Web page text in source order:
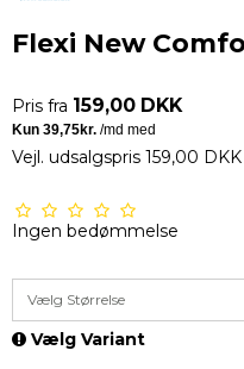
Flexi New
Pris fra 159,00 DKK
Vejl. udsalgspris 159,00 DKK
Ingen bedømmelse
Vælg Størrelse
Vælg Variant